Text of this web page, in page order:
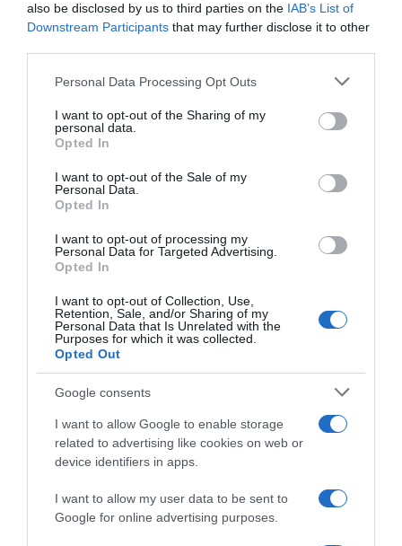
also be disclosed by us to third parties on the IAB’s List of
Downstream Participants that may further disclose it to other
Please note that this website/app uses one or more Google
not limited to your visit or usage behaviour. You may click to
grant or deny consent to Google and its third-party tags to
use your data for below specified purposes in below Google
consent section.
Personal Data Processing Opt Outs
I want to opt-out of the Sharing of my
personal data.
Opted In
I want to opt-out of the Sale of my
Personal Data.
Opted In
I want to opt-out of processing my
Personal Data for Targeted Advertising.
Opted In
I want to opt-out of Collection, Use,
Retention, Sale, and/or Sharing of my
Personal Data that Is Unrelated with the
Purposes for which it was collected.
Opted Out
Google consents
I want to allow Google to enable storage
related to advertising like cookies on web or
device identifiers in apps.
I want to allow my user data to be sent to
Google for online advertising purposes.
LIFESTYLE